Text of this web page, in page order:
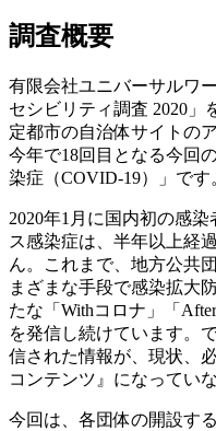
調査概要
有限会社ユニバーサルワ
セシビリティ調査 2020」
定都市の自治体サイトの
今年で18回目となる今回
染症（COVID-19）」です
2020年1月に国内初の感
ス感染症は、半年以上経
ん。これまで、地方公共
まざまな手段で感染拡大
たな「Withコロナ」「
を発信し続けています。
信された情報が、現状、
コンテンツ』になってい
今回は、各団体の開設す